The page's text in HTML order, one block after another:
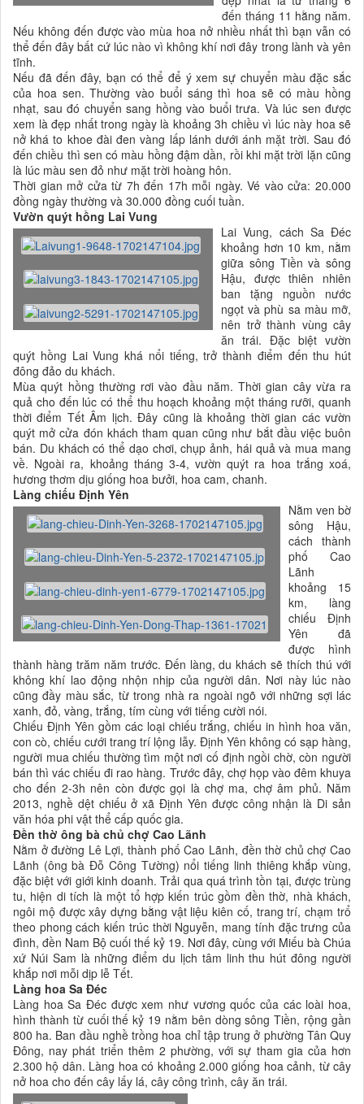
đến tháng 11 hằng năm.
Nếu không đến được vào mùa hoa nở nhiều nhất thì bạn vẫn có
thể đến đây bất cứ lúc nào vì không khí nơi đây trong lành và yên
tĩnh.
Nếu đã đến đây, bạn có thể để ý xem sự chuyển màu đặc sắc
của hoa sen. Thường vào buổi sáng thì hoa sẽ có màu hồng
nhạt, sau đó chuyển sang hồng vào buổi trưa. Và lúc sen được
xem là đẹp nhất trong ngày là khoảng 3h chiều vì lúc này hoa sẽ
nở khá to khoe đài đen vàng lấp lánh dưới ánh mặt trời. Sau đó
đến chiều thì sen có màu hồng đậm dần, rồi khi mặt trời lặn cũng
là lúc màu sen đỏ như mặt trời hoàng hôn.
Thời gian mở cửa từ 7h đến 17h mỗi ngày. Vé vào cửa: 20.000
đồng ngày thường và 30.000 đồng cuối tuần.
Vườn quýt hồng Lai Vung
Lai Vung, cách Sa Đéc
khoảng hơn 10 km, nằm
giữa sông Tiền và sông
Hậu, được thiên nhiên
ban tặng nguồn nước
ngọt và phù sa màu mỡ,
nên trở thành vùng cây
ăn trái. Đặc biệt vườn
quýt hồng Lai Vung khá nổi tiếng, trở thành điểm đến thu hút
đông đảo du khách.
Mùa quýt hồng thường rơi vào đầu năm. Thời gian cây vừa ra
quả cho đến lúc có thể thu hoạch khoảng một tháng rưỡi, quanh
thời điểm Tết Âm lịch. Đây cũng là khoảng thời gian các vườn
quýt mở cửa đón khách tham quan cũng như bắt đầu việc buôn
bán. Du khách có thể dạo chơi, chụp ảnh, hái quả và mua mang
về. Ngoài ra, khoảng tháng 3-4, vườn quýt ra hoa trắng xoá,
hương thơm dịu giống hoa bưởi, hoa cam, chanh.
Làng chiếu Định Yên
Nằm ven bờ
sông Hậu,
cách thành
phố Cao
Lãnh
khoảng 15
km, làng
chiếu Định
Yên đã
được hình
thành hàng trăm năm trước. Đến làng, du khách sẽ thích thú với
không khí lao động nhộn nhịp của người dân. Nơi này lúc nào
cũng đầy màu sắc, từ trong nhà ra ngoài ngõ với những sợi lác
xanh, đỏ, vàng, trắng, tím cùng với tiếng cười nói.
Chiếu Định Yên gồm các loại chiếu trắng, chiếu in hình hoa văn,
con cò, chiếu cưới trang trí lộng lẫy. Định Yên không có sạp hàng,
người mua chiếu thường tìm một nơi cố định ngồi chờ, còn người
bán thì vác chiếu đi rao hàng. Trước đây, chợ họp vào đêm khuya
cho đến 2-3h nên còn được gọi là chợ ma, chợ âm phủ. Năm
2013, nghề dệt chiếu ở xã Định Yên được công nhận là Di sản
văn hóa phi vật thể cấp quốc gia.
Đền thờ ông bà chủ chợ Cao Lãnh
Nằm ở đường Lê Lợi, thành phố Cao Lãnh, đền thờ chủ chợ Cao
Lãnh (ông bà Đỗ Công Tường) nổi tiếng linh thiêng khắp vùng,
đặc biệt với giới kinh doanh. Trải qua quá trình tồn tại, được trùng
tu, hiện di tích là một tổ hợp kiến trúc gồm đền thờ, nhà khách,
ngôi mộ được xây dựng bằng vật liệu kiên cố, trang trí, chạm trổ
theo phong cách kiến trúc thời Nguyễn, mang tính đặc trưng của
đình, đền Nam Bộ cuối thế kỷ 19. Nơi đây, cùng với Miếu bà Chúa
xứ Núi Sam là những điểm du lịch tâm linh thu hút đông người
khắp nơi mỗi dịp lễ Tết.
Làng hoa Sa Đéc
Làng hoa Sa Đéc được xem như vương quốc của các loài hoa,
hình thành từ cuối thế kỷ 19 nằm bên dòng sông Tiền, rộng gần
800 ha. Ban đầu nghề trồng hoa chỉ tập trung ở phường Tân Quy
Đông, nay phát triển thêm 2 phường, với sự tham gia của hơn
2.300 hộ dân. Làng hoa có khoảng 2.000 giống hoa cảnh, từ cây
nở hoa cho đến cây lấy lá, cây công trình, cây ăn trái.